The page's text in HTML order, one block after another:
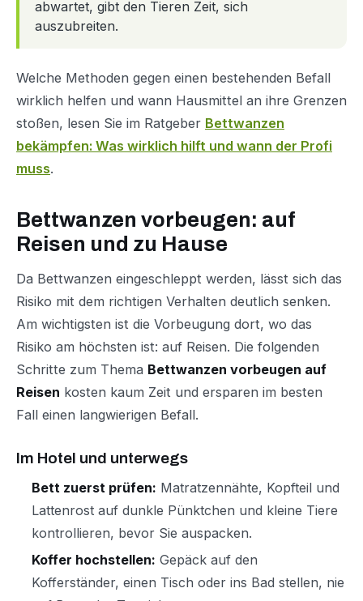
abwartet, gibt den Tieren Zeit, sich
auszubreiten.
Welche Methoden gegen einen bestehenden Befall
wirklich helfen und wann Hausmittel an ihre Grenzen
stoßen, lesen Sie im Ratgeber Bettwanzen
bekämpfen: Was wirklich hilft und wann der Profi
muss.
Bettwanzen vorbeugen: auf
Reisen und zu Hause
Da Bettwanzen eingeschleppt werden, lässt sich das
Risiko mit dem richtigen Verhalten deutlich senken.
Am wichtigsten ist die Vorbeugung dort, wo das
Risiko am höchsten ist: auf Reisen. Die folgenden
Schritte zum Thema Bettwanzen vorbeugen auf
Reisen kosten kaum Zeit und ersparen im besten
Fall einen langwierigen Befall.
Im Hotel und unterwegs
Bett zuerst prüfen: Matratzennähte, Kopfteil und
Lattenrost auf dunkle Pünktchen und kleine Tiere
kontrollieren, bevor Sie auspacken.
Koffer hochstellen: Gepäck auf den
Kofferständer, einen Tisch oder ins Bad stellen, nie